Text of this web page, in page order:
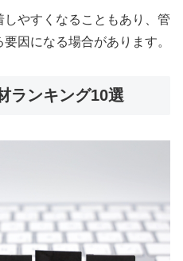
やすくなることもあり、管
因になる場合があります。
ランキング10選